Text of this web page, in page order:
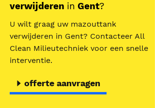
verwijderen in Gent?
U wilt graag uw mazouttank
verwijderen in Gent? Contacteer All
Clean Milieutechniek voor een snelle
interventie.
offerte aanvragen